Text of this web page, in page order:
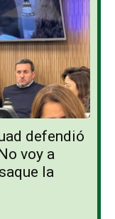
defendió
voy a
la